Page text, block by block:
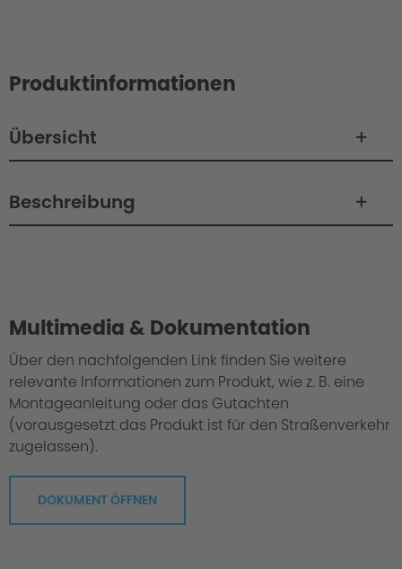
Produktinformationen
Übersicht
Beschreibung
Multimedia & Dokumentation
Über den nachfolgenden Link finden Sie weitere
relevante Informationen zum Produkt, wie z. B. eine
Montageanleitung oder das Gutachten
(vorausgesetzt das Produkt ist für den Straßenverkehr
zugelassen).
DOKUMENT ÖFFNEN